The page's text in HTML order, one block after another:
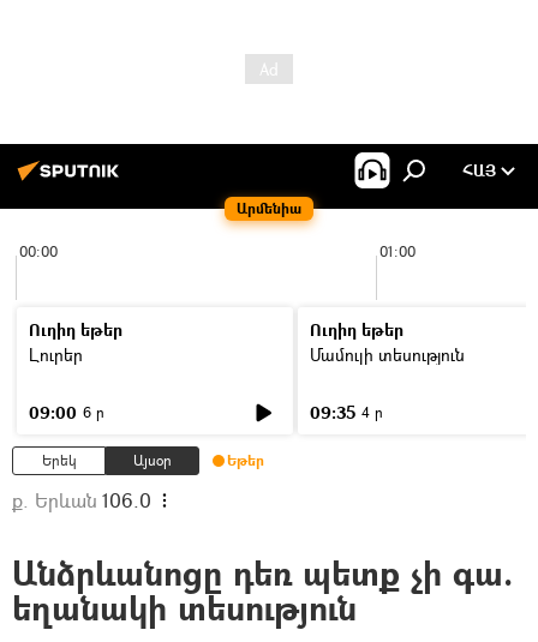
Արմենիա
ՀԱՅ
00:00 01:00
Ուղիղ եթեր
Լուրեր
09:00 6 ր
Ուղիղ եթեր
Մամուլի տեսություն
09:35 4 ր
Երեկ Այսօր Եթեր
ք. Երևան 106.0
Անձրևանոցը դեռ պետք չի գա.
եղանակի տեսություն